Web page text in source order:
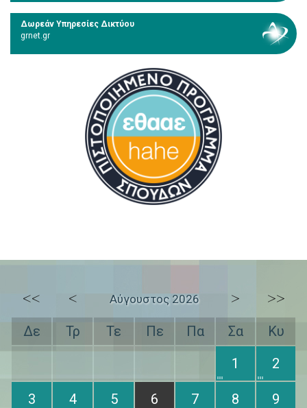
Δωρεάν Υπηρεσίες Δικτύου
grnet.gr
<< < Αύγουστος 2026 > >>
Δε Τρ Τε Πε Πα Σα
Κυ
1
2
3 4 5 6 7 8 9